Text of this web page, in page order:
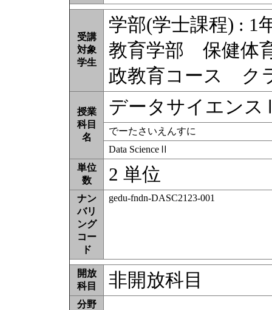
受講
対象
学生
学部(学士課程) : 1
教育学部 保健体
政教育コース ク
授業
科目
名
データサイエン
でーたさいえんすに
Data ScienceⅡ
単位
数
2 単位
ナン
バリ
ング
コー
ド
gedu-fndn-DASC2123-001
開放
科目
非開放科目
分野